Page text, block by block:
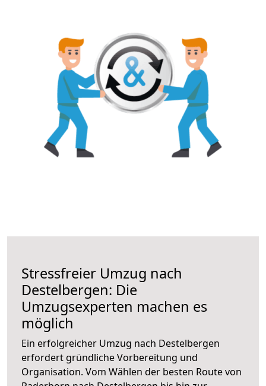
Stressfreier Umzug nach
Destelbergen: Die
Umzugsexperten machen es
möglich
Ein erfolgreicher Umzug nach Destelbergen
erfordert gründliche Vorbereitung und
Organisation. Vom Wählen der besten Route von